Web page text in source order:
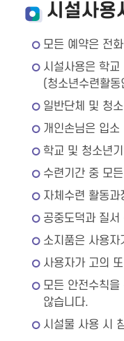
시설사용
모든 예약은 전
시설사용은 학
(청소년수련활
일반단체 및 청
개인손님은 입
학교 및 청소년
수련기간 중 모
자체수련 활동
공중도덕과 질
소지품은 사용
사용자가 고의
모든 안전수칙
않습니다.
시설물 사용 시